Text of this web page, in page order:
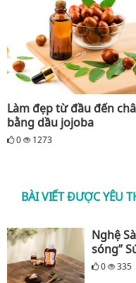
Làm đẹp từ đầu đến
bằng dầu jojoba
0 1273
BÀI VIẾT ĐƯỢC YÊU
Nghệ
sóng”
0 335